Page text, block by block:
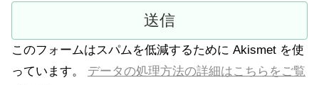
このフォームはスパムを低減するために Akismet を使
っています。 データの処理方法の詳細はこちらをご覧